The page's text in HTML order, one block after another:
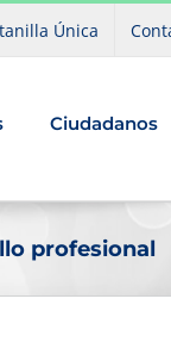
Única
Ciudadanos
profesional